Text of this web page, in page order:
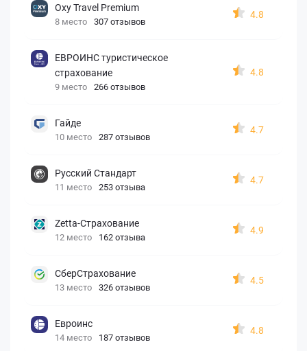
Oxy Travel Premium
8 место 307 отзывов
4.8
ЕВРОИНС туристическое
страхование
9 место 266 отзывов
4.8
Гайде
10 место 287 отзывов
4.7
Русский Стандарт
11 место 253 отзыва
4.7
Zetta-Страхование
12 место 162 отзыва
4.9
СберСтрахование
13 место 326 отзывов
4.5
Евроинс
14 место 187 отзывов
4.8